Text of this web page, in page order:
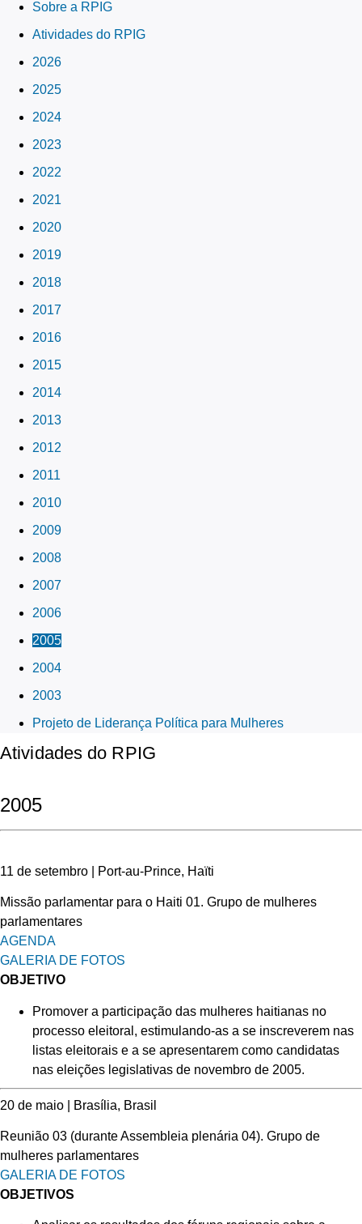
Sobre a RPIG
Atividades do RPIG
2026
2025
2024
2023
2022
2021
2020
2019
2018
2017
2016
2015
2014
2013
2012
2011
2010
2009
2008
2007
2006
2005
2004
2003
Projeto de Liderança Política para Mulheres
Atividades do RPIG
2005
11 de setembro | Port-au-Prince, Haïti
Missão parlamentar para o Haiti 01. Grupo de mulheres
parlamentares
AGENDA
GALERIA DE FOTOS
OBJETIVO
Promover a participação das mulheres haitianas no
processo eleitoral, estimulando-as a se inscreverem nas
listas eleitorais e a se apresentarem como candidatas
nas eleições legislativas de novembro de 2005.
20 de maio | Brasília, Brasil
Reunião 03 (durante Assembleia plenária 04). Grupo de
mulheres parlamentares
GALERIA DE FOTOS
OBJETIVOS